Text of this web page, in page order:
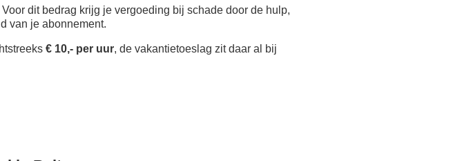
Voor dit bedrag krijg je vergoeding bij schade door de hulp,
van je abonnement.
€ 10,- per uur, de vakantietoeslag zit daar al bij